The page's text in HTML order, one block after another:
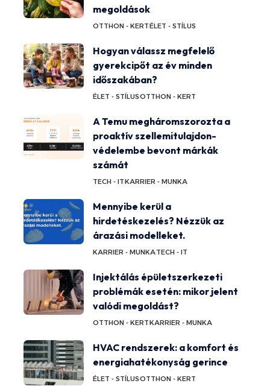
megoldások
OTTHON - KERTÉLET - STÍLUS
Hogyan válassz megfelelő
gyerekcipőt az év minden
időszakában?
ÉLET - STÍLUSOTTHON - KERT
A Temu megháromszorozta a
proaktív szellemitulajdon-
védelembe bevont márkák
számát
TECH - ITKARRIER - MUNKA
Mennyibe kerül a
hirdetéskezelés? Nézzük az
árazási modelleket.
KARRIER - MUNKATECH - IT
Injektálás épületszerkezeti
problémák esetén: mikor jelent
valódi megoldást?
OTTHON - KERTKARRIER - MUNKA
HVAC rendszerek: a komfort és
energiahatékonyság gerince
ÉLET - STÍLUSOTTHON - KERT